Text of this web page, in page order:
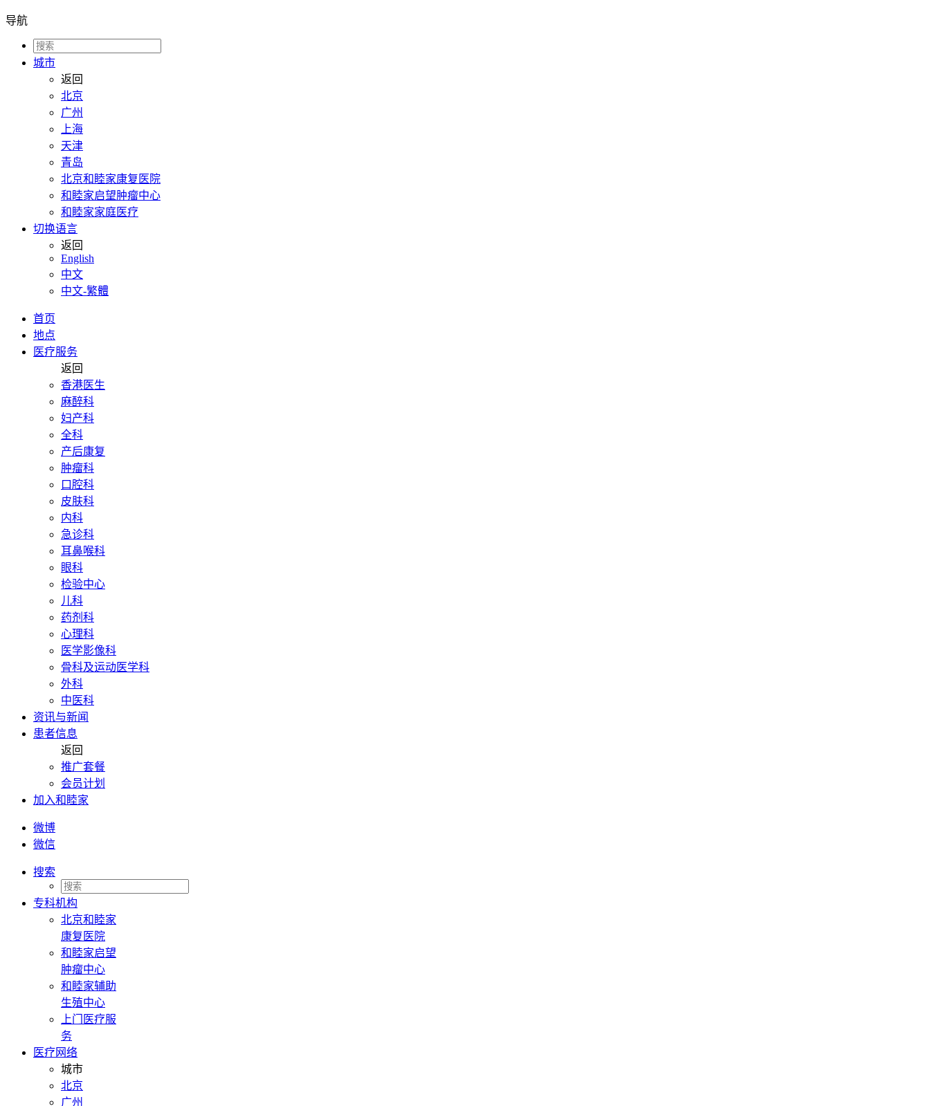
导航
城市
返回
北京
广州
上海
天津
青岛
北京和睦家康复医院
和睦家启望肿瘤中心
和睦家家庭医疗
切换语言
返回
English
中文
中文-繁體
首页
地点
医疗服务
返回
香港医生
麻醉科
妇产科
全科
产后康复
肿瘤科
口腔科
皮肤科
内科
急诊科
耳鼻喉科
眼科
检验中心
儿科
药剂科
心理科
医学影像科
骨科及运动医学科
外科
中医科
资讯与新闻
患者信息
返回
推广套餐
会员计划
加入和睦家
微博
微信
搜索
专科机构
北京和睦家
康复医院
和睦家启望
肿瘤中心
和睦家辅助
生殖中心
上门医疗服
务
医疗网络
城市
北京
广州